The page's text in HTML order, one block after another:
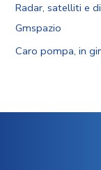
Radar, satelliti e
Gmspazio
Caro pompa, in